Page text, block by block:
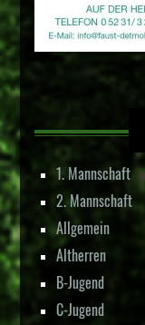
1. Mannschaft
2. Mannschaft
Allgemein
Altherren
B-Jugend
C-Jugend